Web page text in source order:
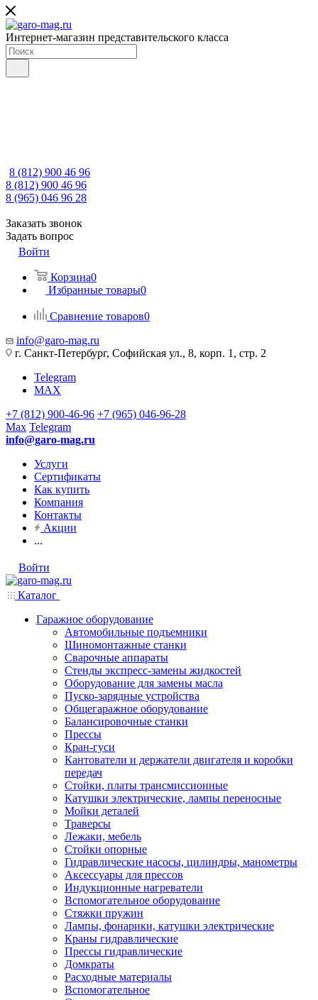
Интернет-магазин представительского класса
8 (812) 900 46 96
8 (812) 900 46 96
8 (965) 046 96 28
Заказать звонок
Задать вопрос
Войти
Корзина0
Избранные товары0
Сравнение товаров0
info@garo-mag.ru
г. Санкт-Петербург, Софийская ул., 8, корп. 1, стр. 2
Telegram
MAX
+7 (812) 900-46-96 +7 (965) 046-96-28
Max Telegram
info@garo-mag.ru
Услуги
Сертификаты
Как купить
Компания
Контакты
Акции
...
Войти
Каталог
Гаражное оборудование
Автомобильные подъемники
Шиномонтажные станки
Сварочные аппараты
Стенды экспресс-замены жидкостей
Оборудование для замены масла
Пуско-зарядные устройства
Общегаражное оборудование
Балансировочные станки
Прессы
Кран-гуси
Кантователи и держатели двигателя и коробки
передач
Стойки, платы трансмиссионные
Катушки электрические, лампы переносные
Мойки деталей
Траверсы
Лежаки, мебель
Стойки опорные
Гидравлические насосы, цилиндры, манометры
Аксессуары для прессов
Индукционные нагреватели
Вспомогательное оборудование
Стяжки пружин
Лампы, фонарики, катушки электрические
Краны гидравлические
Прессы гидравлические
Домкраты
Расходные материалы
Вспомогательное